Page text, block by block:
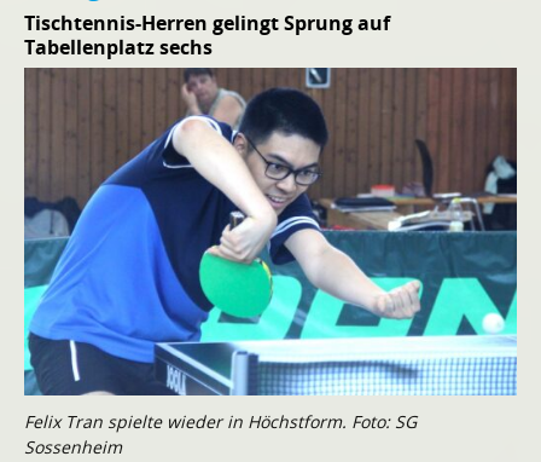
Tischtennis-Herren gelingt Sprung auf
Tabellenplatz sechs
Felix Tran spielte wieder in Höchstform. Foto: SG
Sossenheim